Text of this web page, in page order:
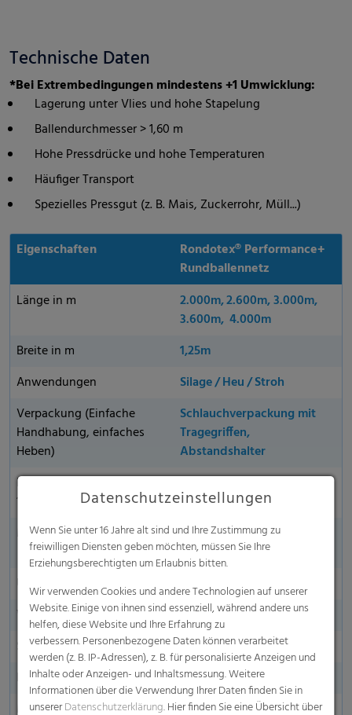
Technische Daten
*Bei Extrembedingungen mindestens +1 Umwicklung:
Lagerung unter Vlies und hohe Stapelung
Ballendurchmesser > 1,60 m
Hohe Pressdrücke und hohe Temperaturen
Häufiger Transport
Spezielles Pressgut (z. B. Mais, Zuckerrohr, Müll...)
Eigenschaften
Rondotex® Performance+
Rundballennetz
Länge in m
2.000m, 2.600m, 3.000m,
3.600m, 4.000m
Breite in m
1,25m
Anwendungen
Silage / Heu / Stroh
Verpackung (Einfache
Handhabung, einfaches
Heben)
Schlauchverpackung mit
Tragegriffen,
Abstandshalter
Reißkraft in kg auf Basis
1,23 m
Mindestumwicklungen
Silage: 3.0* / Heu: 3.5* /
Stroh: 4.0*
UV-Stabilität
12 Monate (global)
Wasserabweisend
Seitenmarkierung
Endmarkierung
Made in Germany
Datenschutzeinstellungen
Wenn Sie unter 16 Jahre alt sind und Ihre Zustimmung zu
freiwilligen Diensten geben möchten, müssen Sie Ihre
Erziehungsberechtigten um Erlaubnis bitten.
Wir verwenden Cookies und andere Technologien auf unserer
Website. Einige von ihnen sind essenziell, während andere uns
helfen, diese Website und Ihre Erfahrung zu
verbessern. Personenbezogene Daten können verarbeitet
werden (z. B. IP-Adressen), z. B. für personalisierte Anzeigen und
Inhalte oder Anzeigen- und Inhaltsmessung. Weitere
Informationen über die Verwendung Ihrer Daten finden Sie in
unsererDatenschutzerklärung. Hier finden Sie eine Übersicht über